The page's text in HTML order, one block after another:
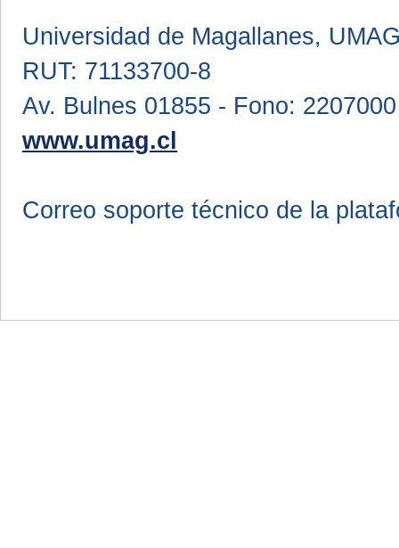
Universidad de Magallanes,
RUT: 71133700-8
Av. Bulnes 01855 - Fono: 2207000
www.umag.cl
Correo soporte técnico de la